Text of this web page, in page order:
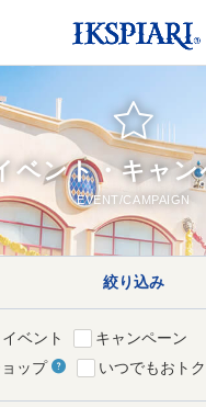
ベント・キャン
EVENT/CAMPAIGN
絞り込み
イベント
キャンペーン
ップ
いつでもおトク